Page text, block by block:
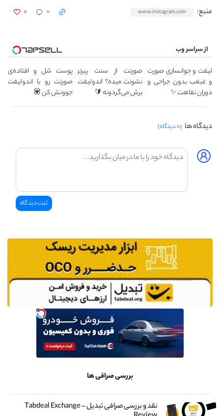
منبع: www.instagram.com ۰ ۰
از سراسر وب
لیفت و جوانسازی صورت
و غبغب بدون جراحی و
دوران نقاهت ✨
صورتت از سنت پیرتر
نشونت میده؟ اندولیفت
برش می‌گردونه 🔰
پوست شل و افتاده‌ی
صورتت رو با اندولیفت
جوونش کن 💟
دیدگاه ها (۰ دیدگاه)
بررسی صرافی ها
نقد و بررسی صرافی تبدیل – Tabdeal Exchange